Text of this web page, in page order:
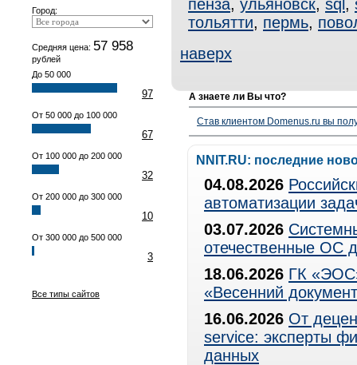
Город:
Средняя цена: 57 958
рублей
До 50 000
97
От 50 000 до 100 000
67
От 100 000 до 200 000
32
От 200 000 до 300 000
10
От 300 000 до 500 000
3
Все типы сайтов
пенза, ульяновск, sql ,
тольятти, пермь,
наверх
А знаете ли Вы что?
Став клиентом Domenus.ru вы
NNIT.RU: последние
04.08.2026
автоматизации
03.07.2026
отечественные ОС
18.06.2026 ГК
«Весенний
16.06.2026 От
service: эксперты
данных